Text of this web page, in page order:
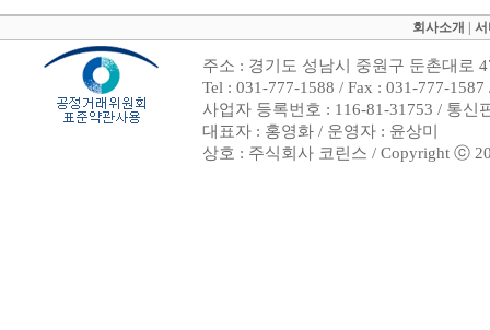
회사소개
주소 : 경기도 성남시 중원구 둔촌대로
Tel : 031-777-1588 / Fax : 031-777-
사업자 등록번호 : 116-81-31753 / 통신
대표자 : 홍영화 / 운영자 : 윤상미
상호 : 주식회사 코린스 / Copyright ⓒ